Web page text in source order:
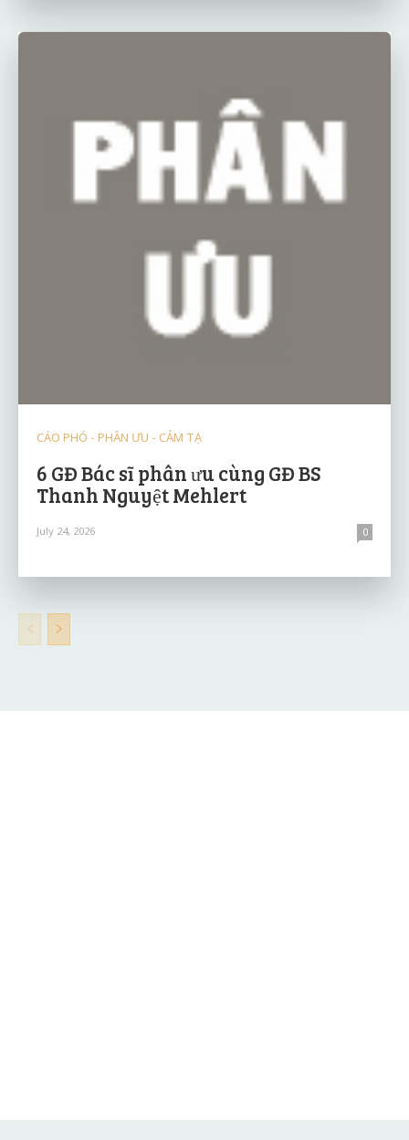
CÁO PHÓ - PHÂN ƯU - CẢM TẠ
6 GĐ Bác sĩ phân ưu cùng GĐ BS
Thanh Nguyệt Mehlert
July 24, 2026 0